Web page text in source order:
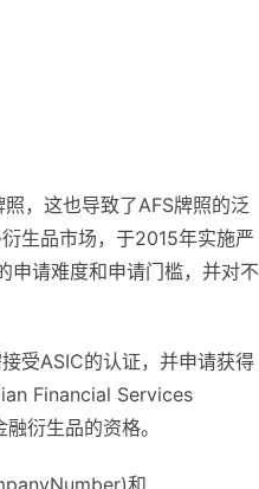
，这也导致了AFS牌照的泛
生品市场，于2015年实施严
申请难度和申请门槛，并对不
受ASIC的认证，并申请获得
Financial Services
衍生品的资格。
和